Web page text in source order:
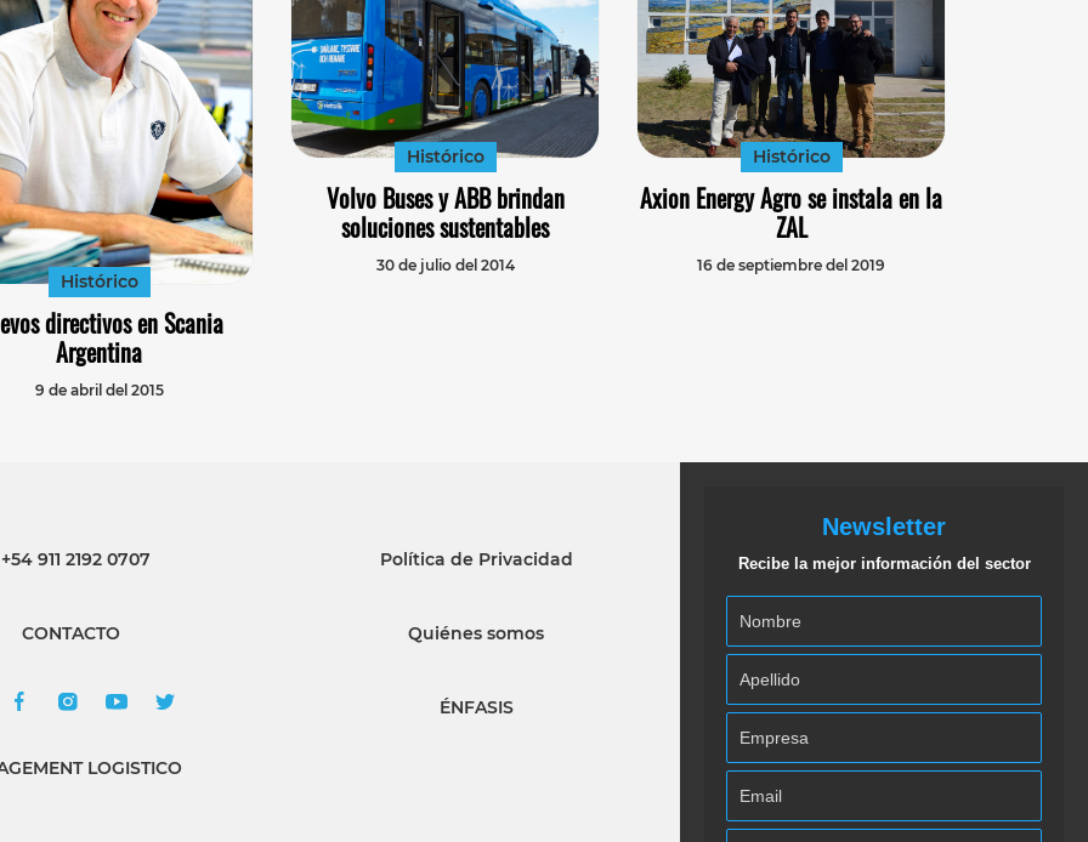
Histórico
directivos en Scania
Argentina
9 de abril del 2015
Histórico
Volvo Buses y ABB brindan
soluciones sustentables
30 de julio del 2014
Histórico
Axion Energy Agro se instala en la
ZAL
16 de septiembre del 2019
911 2192 0707
CONTACTO
LOGISTICO
Política de Privacidad
Quiénes somos
ÉNFASIS
Newsletter
Recibe la mejor información del sector